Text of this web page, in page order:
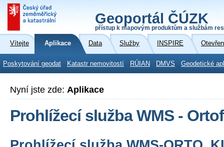
Geoportál ČÚZK
přístup k mapovým produktům a službám
Vítejte Aplikace Data Služby INSPIRE
Poskytování geodat Katastr nemovitostí RÚIAN DMVS Geodetické
Nyní jste zde: Aplikace
Prohlížecí služba WMS -